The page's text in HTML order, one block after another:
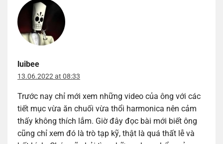
luibee
13.06.2022 at 08:33
Trước nay chỉ mới xem những video của ông với các
tiết mục vừa ăn chuối vừa thổi harmonica nên cảm
thấy không thích lắm. Giờ đây đọc bài mới biết ông
cũng chỉ xem đó là trò tạp kỹ, thật là quá thất lễ và